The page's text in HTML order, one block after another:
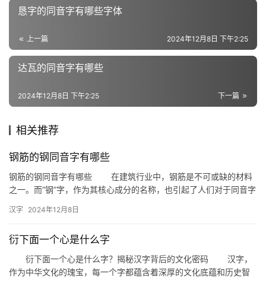
义
组
拼
恳字的同音字有哪些字体
上一篇 2024年12月8日 下午2:25
达瓦的同音字有哪些
下一篇
2024年12月8日 下午2:25
相关推荐
钢筋的钢同音字有哪些
钢筋的钢同音字有哪些 在建筑行业中，钢筋是不可或缺的材料
之一。而“钢”字，作为其核心成分的名称，也引起了人们对于同音字
汉字 2024年12月8日
衍下面一个心是什么字
衍下面一个心是什么字？揭秘汉字背后的文化密码 汉字，
作为中华文化的瑰宝，每一个字都蕴含着深厚的文化底蕴和历史智